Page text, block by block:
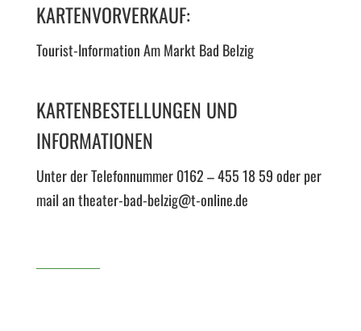
KARTENVORVERKAUF:
Tourist-Information Am Markt Bad Belzig
KARTENBESTELLUNGEN UND
INFORMATIONEN
Unter der Telefonnummer 0162 – 455 18 59 oder per
mail an theater-bad-belzig@t-online.de